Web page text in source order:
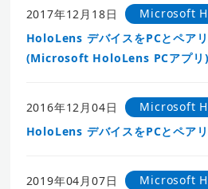
2017年12月18日
Microsoft
HoloLens デバイスをPCとペア
(Microsoft HoloLens PCアプリ)
2016年12月04日
Microsoft
HoloLens デバイスをPCとペア
2019年04月07日
Microsoft